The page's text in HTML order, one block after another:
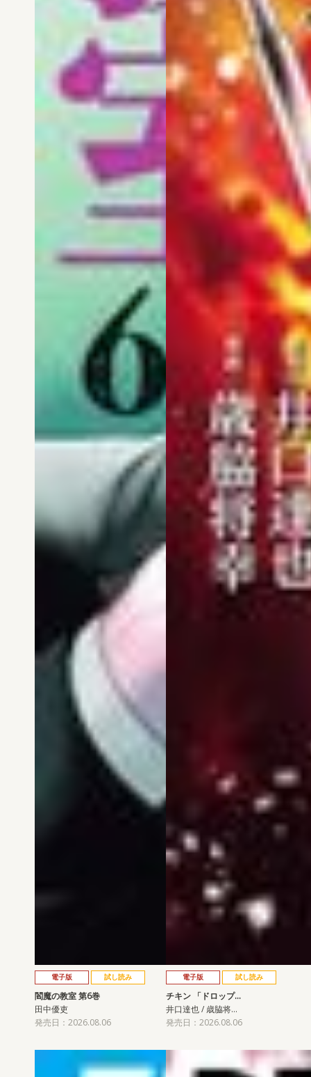
電子版 試し読み
閻魔の教室 第6巻
田中優吏
発売日：2026.08.06
電子版 試し読み
チキン 「ドロップ…
井口達也 / 歳脇将…
発売日：2026.08.06